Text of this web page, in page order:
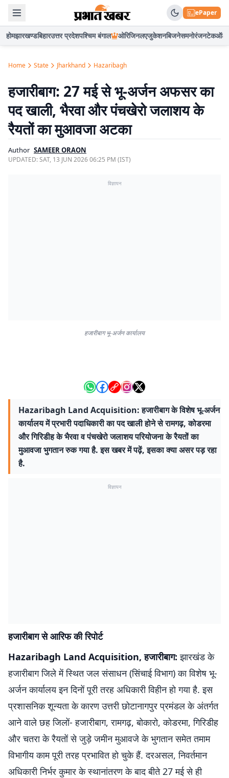
ePaper
होमझारखण्डबिहारउत्तर प्रदेशपश्चिम बंगाल ओरिजिनलएजुकेशनबिजनेसमनोरंजनटेकऑटो
Home State Jharkhand Hazaribagh
हजारीबाग: 27 मई से भू-अर्जन अफसर का
पद खाली, भैरवा और पंचखेरो जलाशय के
रैयतों का मुआवजा अटका
Author SAMEER ORAON
UPDATED:SAT, 13 JUN 2026 06:25 PM (IST)
विज्ञापन
हजारीबाग भू-अर्जन कार्यालय
Hazaribagh Land Acquisition: हजारीबाग के विशेष भू-अर्जन
कार्यालय में प्रभारी पदाधिकारी का पद खाली होने से रामगढ़, कोडरमा
और गिरिडीह के भैरवा व पंचखेरो जलाशय परियोजना के रैयतों का
मुआवजा भुगतान रुक गया है. इस खबर में पढ़ें, इसका क्या असर पड़ रहा
है.
विज्ञापन
हजारीबाग से आरिफ की रिपोर्ट
Hazaribagh Land Acquisition, हजारीबाग: झारखंड के
हजारीबाग जिले में स्थित जल संसाधन (सिंचाई विभाग) का विशेष भू-
अर्जन कार्यालय इन दिनों पूरी तरह अधिकारी विहीन हो गया है. इस
प्रशासनिक शून्यता के कारण उत्तरी छोटानागपुर प्रमंडल के अंतर्गत
आने वाले छह जिलों- हजारीबाग, रामगढ़, बोकारो, कोडरमा, गिरिडीह
और चतरा के रैयतों से जुड़े जमीन मुआवजे के भुगतान समेत तमाम
विभागीय काम पूरी तरह प्रभावित हो चुके हैं. दरअसल, निवर्तमान
अधिकारी निर्भर कुमार के स्थानांतरण के बाद बीते 27 मई से ही